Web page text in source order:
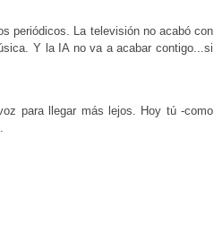
periódicos. La televisión no acabó con
Y la IA no va a acabar contigo...si
para llegar más lejos. Hoy tú -como